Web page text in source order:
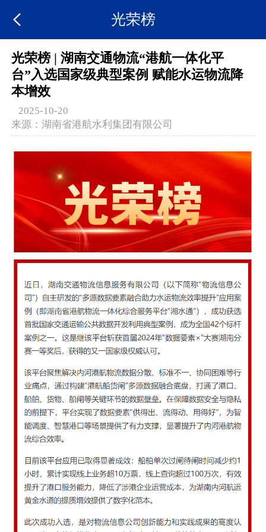
光荣榜
光荣榜 | 湖南交通物流“港航一体化平
台”入选国家级典型案例 赋能水运物流降
本增效
2025-10-20
来源：湖南省港航水利集团有限公司